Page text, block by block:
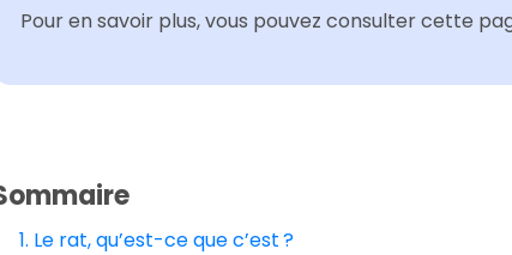
Pour en savoir plus, vous pouvez consulter cette
1. Le rat, qu’est-ce que c’est ?